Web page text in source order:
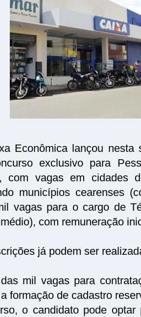
Econômica lançou nesta
exclusivo para
com vagas em cidades
municípios cearenses
vagas para o cargo de
com remuneração
já podem ser
mil vagas para
formação de cadastro
o candidato pode